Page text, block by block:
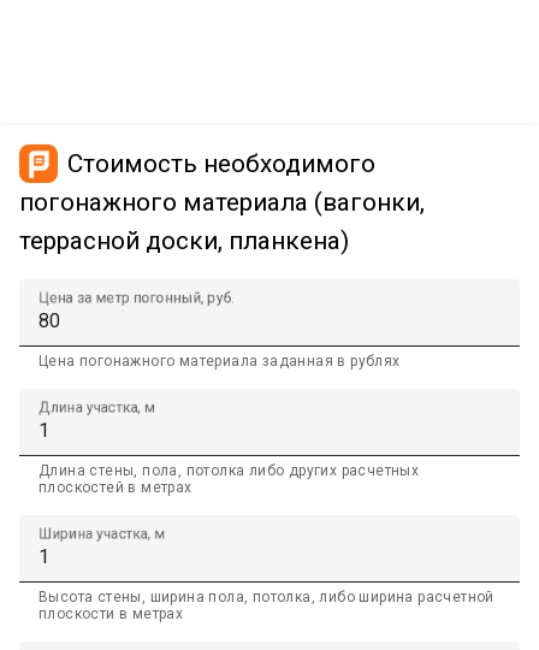
Стоимость необходимого
погонажного материала (вагонки,
террасной доски, планкена)
Цена за метр погонный, руб.
Цена погонажного материала заданная в рублях
Длина участка, м
Длина стены, пола, потолка либо других расчетных
плоскостей в метрах
Ширина участка, м
Высота стены, ширина пола, потолка, либо ширина расчетной
плоскости в метрах